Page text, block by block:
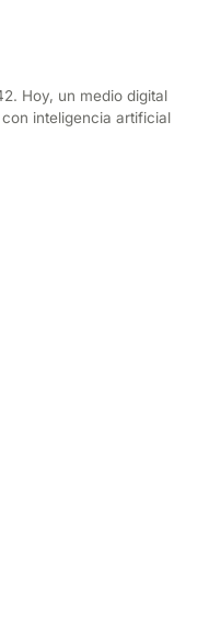
Hoy, un medio digital
inteligencia artificial